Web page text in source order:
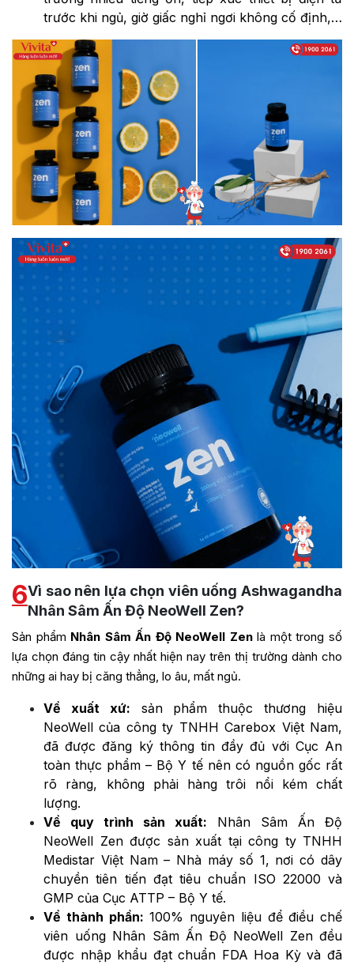
trước khi ngủ, giờ giấc nghỉ ngơi không cố định,…
6Vì sao nên lựa chọn viên uống Ashwagandha
Nhân Sâm Ấn Độ NeoWell Zen?
Sản phẩm Nhân Sâm Ấn Độ NeoWell Zenlà một trong số
lựa chọn đáng tin cậy nhất hiện nay trên thị trường dành cho
những ai hay bị căng thẳng, lo âu, mất ngủ.
Về xuất xứ: sản phẩm thuộc thương hiệu
NeoWell của công ty TNHH Carebox Việt Nam,
đã được đăng ký thông tin đầy đủ với Cục An
toàn thực phẩm – Bộ Y tế nên có nguồn gốc rất
rõ ràng, không phải hàng trôi nổi kém chất
lượng.
Về quy trình sản xuất: Nhân Sâm Ấn Độ
NeoWell Zen được sản xuất tại công ty TNHH
Medistar Việt Nam – Nhà máy số 1, nơi có dây
chuyền tiên tiến đạt tiêu chuẩn ISO 22000 và
GMP của Cục ATTP – Bộ Y tế.
Về thành phần: 100% nguyên liệu để điều chế
viên uống Nhân Sâm Ấn Độ NeoWell Zen đều
được nhập khẩu đạt chuẩn FDA Hoa Kỳ và đã